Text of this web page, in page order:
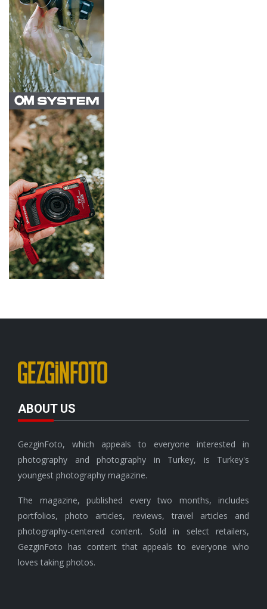
ABOUT US
GezginFoto, which appeals to everyone interested in
photography and photography in Turkey, is Turkey's
youngest photography magazine.
The magazine, published every two months, includes
portfolios, photo articles, reviews, travel articles and
photography-centered content. Sold in select retailers,
GezginFoto has content that appeals to everyone who
loves taking photos.